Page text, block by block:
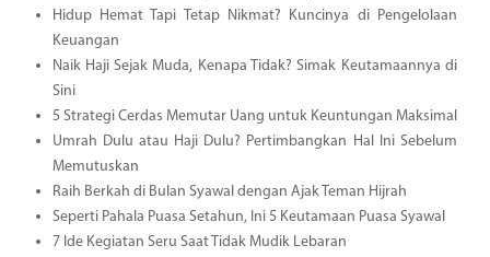
Hidup Hemat Tapi Tetap Nikmat? Kuncinya di Pengelolaan
Keuangan
Naik Haji Sejak Muda, Kenapa Tidak? Simak Keutamaannya di
Sini
5 Strategi Cerdas Memutar Uang untuk Keuntungan Maksimal
Umrah Dulu atau Haji Dulu? Pertimbangkan Hal Ini Sebelum
Memutuskan
Raih Berkah di Bulan Syawal dengan Ajak Teman Hijrah
Seperti Pahala Puasa Setahun, Ini 5 Keutamaan Puasa Syawal
7 Ide Kegiatan Seru Saat Tidak Mudik Lebaran